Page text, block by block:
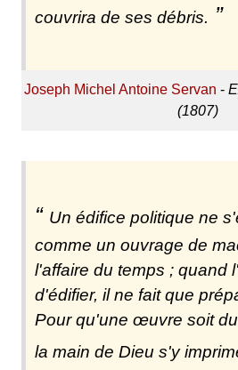
couvrira de ses débris.
Joseph Michel Antoine Servan -
(1807)
Un édifice politique ne
comme un ouvrage de
l'affaire du temps ; quand
d'édifier, il ne fait que
Pour qu'une œuvre soit
la main de Dieu s'y